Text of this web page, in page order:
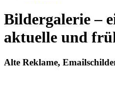
Bildergalerie –
aktuelle und
Alte Reklame,